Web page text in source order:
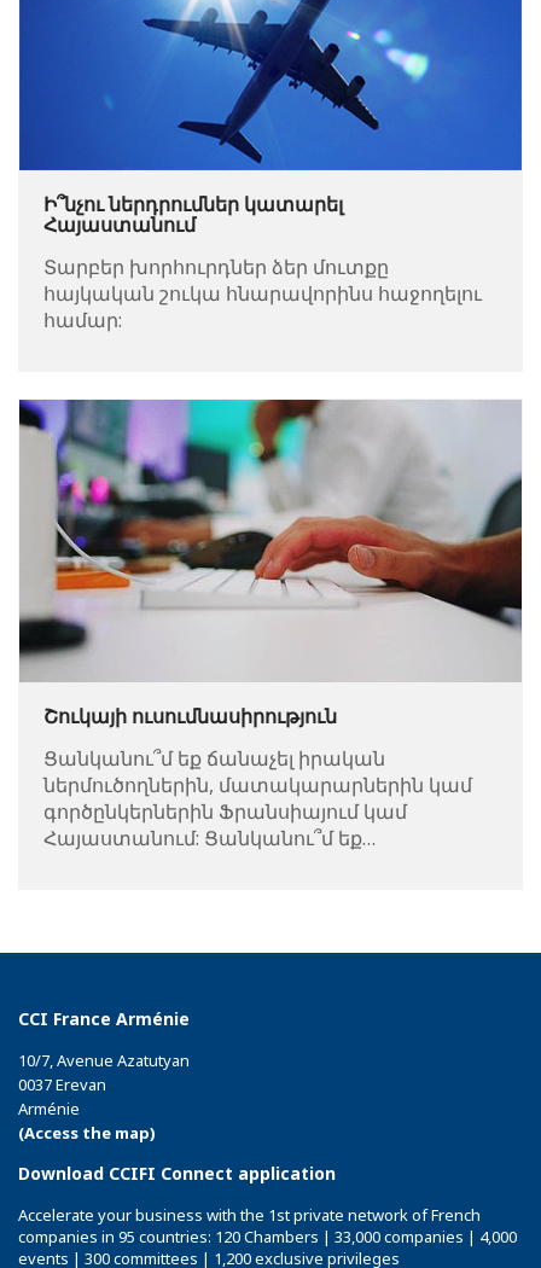
Ի՞նչու ներդրումներ կատարել
Հայաստանում
Տարբեր խորհուրդներ ձեր մուտքը
հայկական շուկա հնարավորինս հաջողելու
համար:
Շուկայի ուսումնասիրություն
Ցանկանու՞մ եք ճանաչել իրական
ներմուծողներին, մատակարարներին կամ
գործընկերներին Ֆրանսիայում կամ
Հայաստանում: Ցանկանու՞մ եք…
CCI France Arménie
10/7, Avenue Azatutyan
0037 Erevan
Arménie
(Access the map)
Download CCIFI Connect application
Accelerate your business with the 1st private network of French
companies in 95 countries: 120 Chambers | 33,000 companies | 4,000
events | 300 committees | 1,200 exclusive privileges